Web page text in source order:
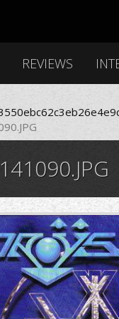
REVIEWS
141090.JPG